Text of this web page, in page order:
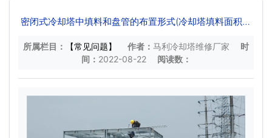
密闭式冷却塔中填料和盘管的布置形式(冷却塔填料面积的
所属栏目： 【常见问题】 作者： 马利冷却塔维修厂家
时
间： 2022-08-22 阅读数：